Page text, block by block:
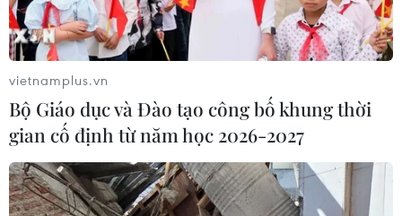
vietnamplus.vn
Bộ Giáo dục và Đào tạo công bố khung thời
gian cố định từ năm học 2026-2027